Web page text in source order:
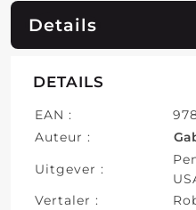
Details
DETAILS
EAN :
Auteur :
Uitgever :
Vertaler :